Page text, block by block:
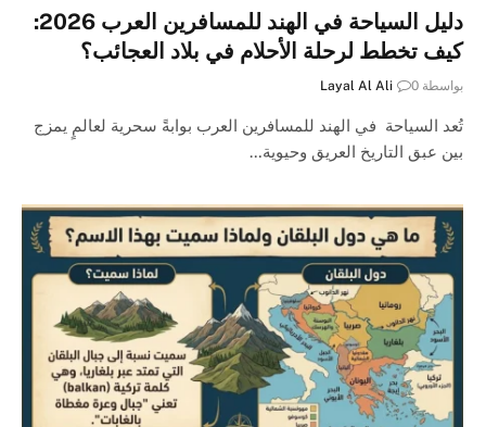
دليل السياحة في الهند للمسافرين العرب 2026:
كيف تخطط لرحلة الأحلام في بلاد العجائب؟
بواسطة Layal Al Ali 0
تُعد السياحة في الهند للمسافرين العرب بوابةً سحرية لعالمٍ يمزج
بين عبق التاريخ العريق وحيوية…